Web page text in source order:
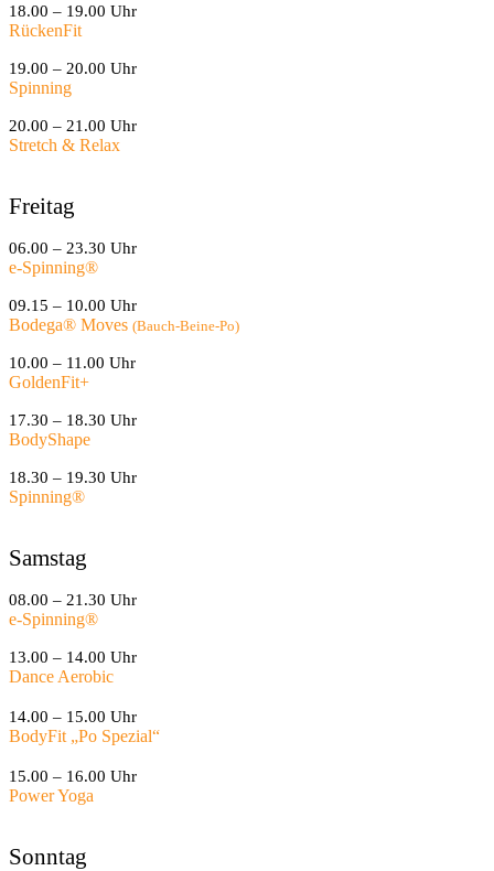
18.00 – 19.00 Uhr
RückenFit
19.00 – 20.00 Uhr
Spinning
20.00 – 21.00 Uhr
Stretch & Relax
Freitag
06.00 – 23.30 Uhr
e-Spinning®
09.15 – 10.00 Uhr
Bodega® Moves (Bauch-Beine-Po)
10.00 – 11.00 Uhr
GoldenFit+
17.30 – 18.30 Uhr
BodyShape
18.30 – 19.30 Uhr
Spinning®
Samstag
08.00 – 21.30 Uhr
e-Spinning®
13.00 – 14.00 Uhr
Dance Aerobic
14.00 – 15.00 Uhr
BodyFit „Po Spezial“
15.00 – 16.00 Uhr
Power Yoga
Sonntag